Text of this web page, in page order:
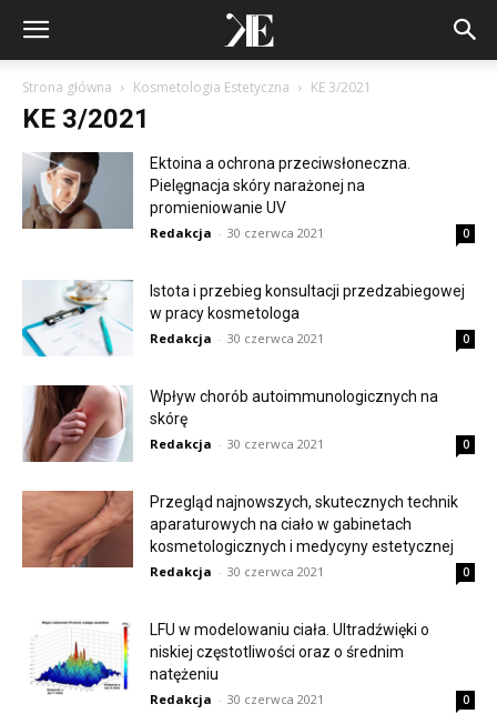
Strona główna Kosmetologia Estetyczna KE 3/2021
KE 3/2021
Ektoina a ochrona przeciwsłoneczna.
Pielęgnacja skóry narażonej na
promieniowanie UV
Redakcja - 30 czerwca 2021 0
Istota i przebieg konsultacji przedzabiegowej
w pracy kosmetologa
Redakcja - 30 czerwca 2021 0
Wpływ chorób autoimmunologicznych na
skórę
Redakcja - 30 czerwca 2021 0
Przegląd najnowszych, skutecznych technik
aparaturowych na ciało w gabinetach
kosmetologicznych i medycyny estetycznej
Redakcja - 30 czerwca 2021 0
LFU w modelowaniu ciała. Ultradźwięki o
niskiej częstotliwości oraz o średnim
natężeniu
Redakcja - 30 czerwca 2021 0